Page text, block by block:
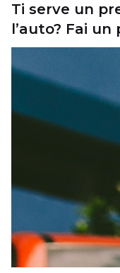
Ti serve un
l’auto? Fai